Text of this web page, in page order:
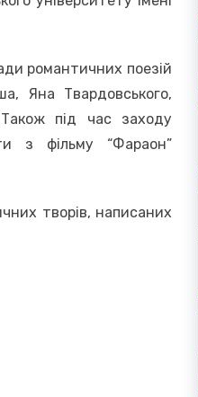
романтичних поезій
Яна Твардовського,
під час заходу
з фільму “Фараон”
творів, написаних